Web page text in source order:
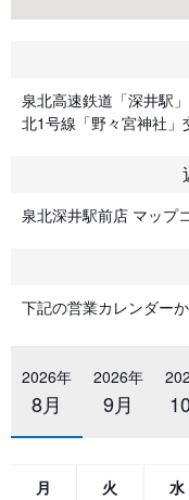
泉北高速鉄道「深井駅
北1号線「野々宮神社」
泉北深井駅前店 マップ
下記の営業カレンダー
2026年
8月
2026年
9月
月 火 水